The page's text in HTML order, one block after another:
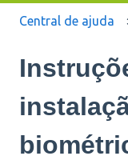
Central de ajuda